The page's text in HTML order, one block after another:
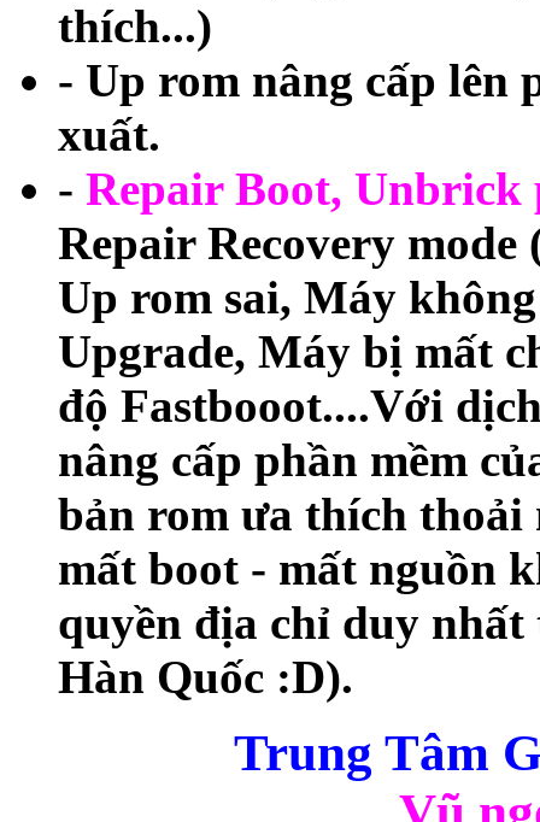
thích...)
- Up rom nâng cấp lên
xuất.
- Repair Boot, Unbrick
Repair Recovery
Up rom sai, Máy
Upgrade, Máy bị mất
độ Fastbooot....Với
nâng cấp phần mềm
bản rom ưa thích
mất boot - mất nguồn
quyền địa chỉ duy
Hàn Quốc :D).
Trung Tâm